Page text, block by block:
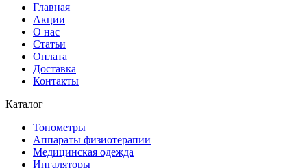
Главная
Акции
О нас
Статьи
Оплата
Доставка
Контакты
Каталог
Тонометры
Аппараты физиотерапии
Медицинская одежда
Ингаляторы